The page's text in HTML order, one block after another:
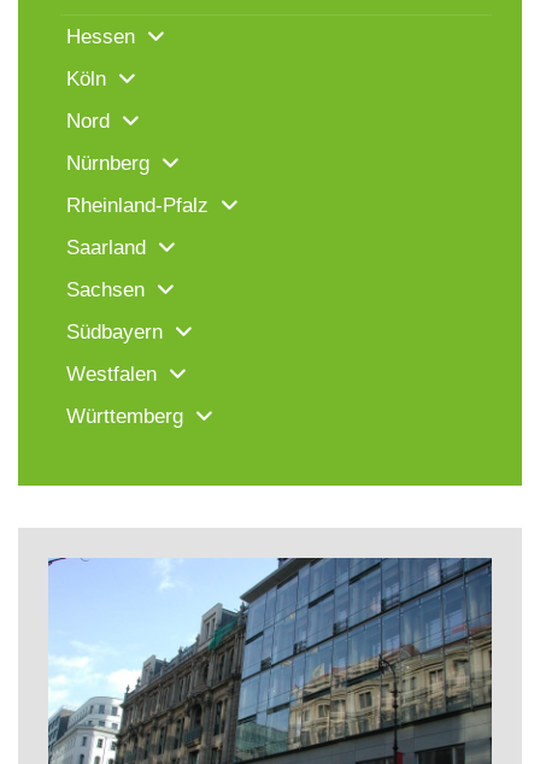
Hessen
Köln
Nord
Nürnberg
Rheinland-Pfalz
Saarland
Sachsen
Südbayern
Westfalen
Württemberg